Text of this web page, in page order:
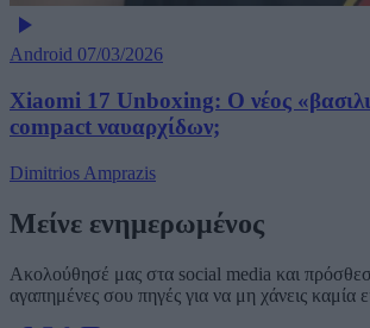
Android 07/03/2026
Xiaomi 17 Unboxing: Ο νέος
compact ναυαρχίδων;
Dimitrios Amprazis
Μείνε ενημερωμένος
Ακολούθησέ μας στα social media και
αγαπημένες σου πηγές για να μη χάνεις καμία